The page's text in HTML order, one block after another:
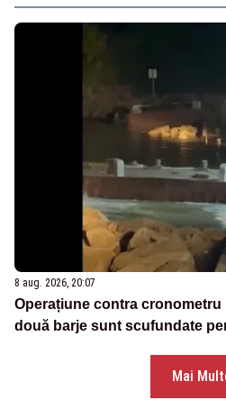
8 aug. 2026, 20:07
Operațiune contra cronometru
două barje sunt scufundate
Mai